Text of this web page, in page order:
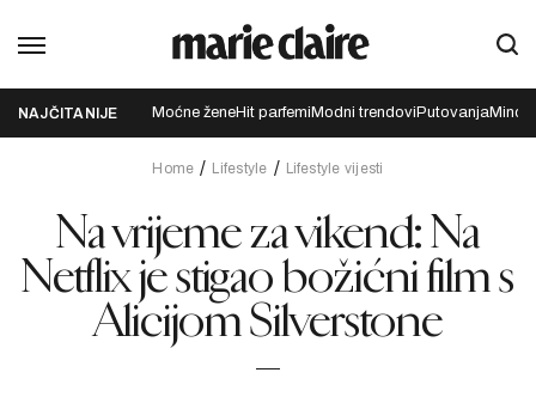
NAJČITANIJE Moćne ženeHit parfemi Modni trendovi Putovanja
Home Lifestyle Lifestyle vijesti
Na vrijeme za vikend: Na
Netflix je stigao božićni film s
Alicijom Silverstone